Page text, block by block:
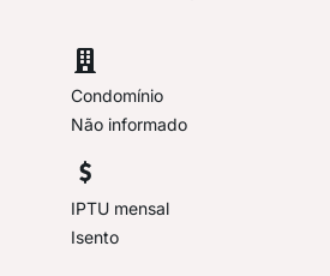
Condomínio
Não informado
IPTU mensal
Isento